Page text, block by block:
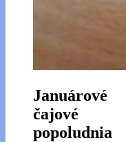
Januárové
čajové
popoludnia